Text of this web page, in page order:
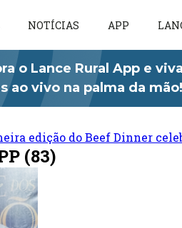
NOTÍCIAS APP
o Lance Rural App e
ao vivo na palma da mão!
edição do Beef Dinner
(83)